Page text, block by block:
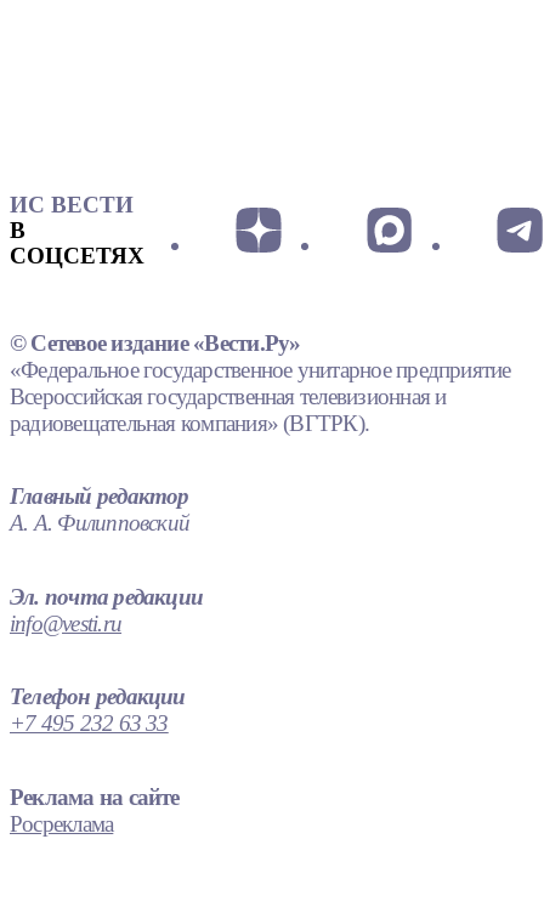
ИС ВЕСТИ
В
СОЦСЕТЯХ
© Сетевое издание «Вести.Ру»
«Федеральное государственное унитарное предприятие
Всероссийская государственная телевизионная и
радиовещательная компания» (ВГТРК).
Главный редактор
А. А. Филипповский
Эл. почта редакции
info@vesti.ru
Телефон редакции
+7 495 232 63 33
Реклама на сайте
Росреклама